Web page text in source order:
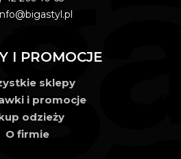
I PROMOCJE
sklepy
i promocje
odzieży
O firmie